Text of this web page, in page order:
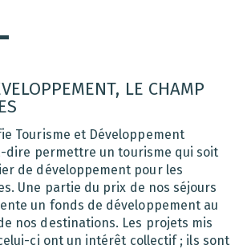
LE CHAMP
Tourisme et Développement
dire permettre un tourisme qui soit
de développement pour les
Une partie du prix de nos séjours
un fonds de développement au
nos destinations. Les projets mis
ci ont un intérêt collectif ; ils sont